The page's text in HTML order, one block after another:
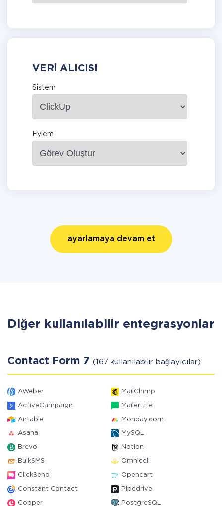
VERI ALICISI
Sistem
Eylem
ayarlamaya devam et
Diğer kullanılabilir entegrasyonlar
Contact Form 7 (167 kullanılabilir bağlayıcılar)
AWeber MailChimp
ActiveCampaign MailerLite
Airtable Monday.com
Asana MySQL
Brevo Notion
BulkSMS Omnicell
ClickSend Opencart
Constant Contact Pipedrive
Copper PostgreSQL